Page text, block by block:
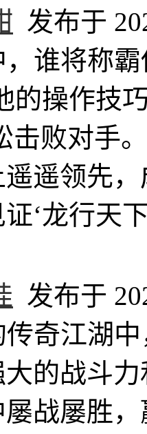
发布于
谁将称
的操作技
击败对手
遥领先
‘龙行天
发布于
奇江湖
的战斗
屡战屡胜